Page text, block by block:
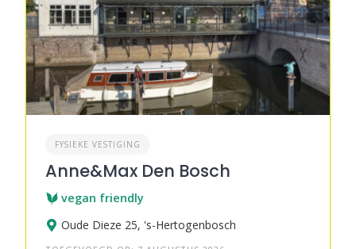
FYSIEKE VESTIGING
Anne&Max Den Bosch
vegan friendly
Oude Dieze 25, 's-Hertogenbosch